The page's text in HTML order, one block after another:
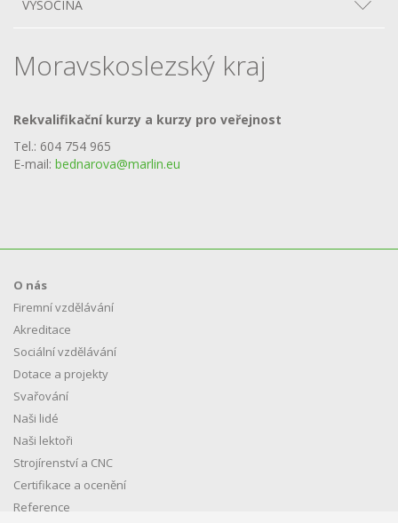
VYSOČINA
Moravskoslezský kraj
Rekvalifikační kurzy a kurzy pro veřejnost
Tel.: 604 754 965
E-mail: bednarova@marlin.eu
O nás
Firemní vzdělávání
Akreditace
Sociální vzdělávání
Dotace a projekty
Svařování
Naši lidé
Naši lektoři
Strojírenství a CNC
Certifikace a ocenění
Reference